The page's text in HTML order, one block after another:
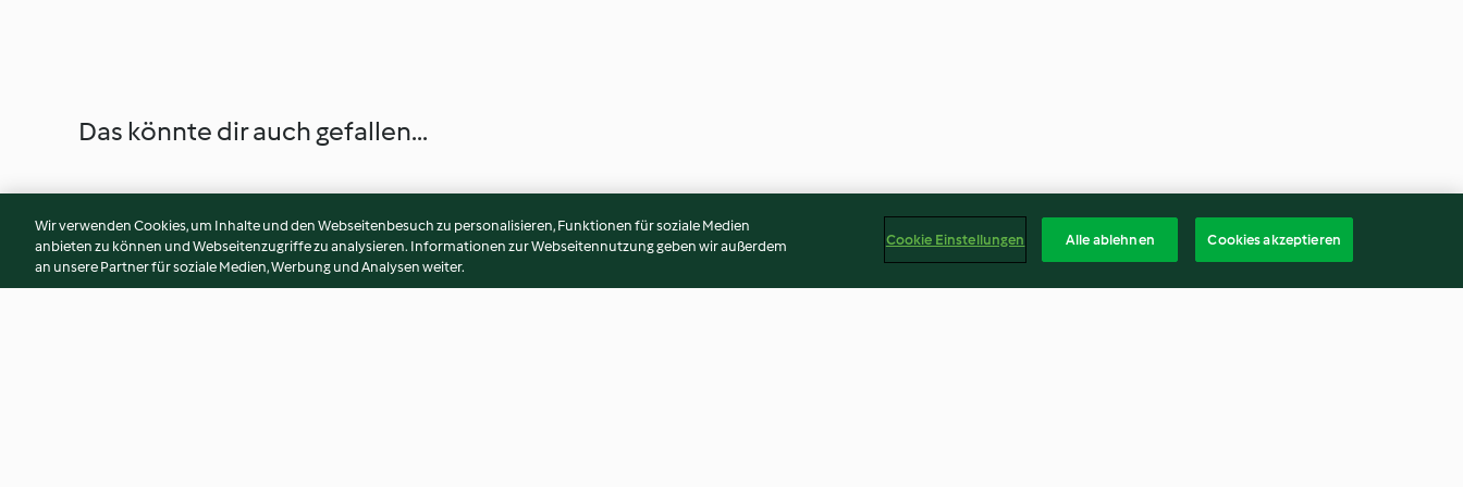
Das könnte dir auch gefallen...
Wir verwenden Cookies, um Inhalte und den Webseitenbesuch zu personalisieren, Funktionen für soziale Medien
anbieten zu können und Webseitenzugriffe zu analysieren. Informationen zur Webseitennutzung geben wir außerdem
an unsere Partner für soziale Medien, Werbung und Analysen weiter.
Cookie Einstellungen Alle ablehnen Cookies akzeptieren